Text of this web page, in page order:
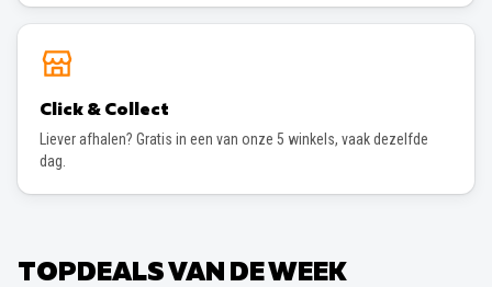
Click & Collect
Liever afhalen? Gratis in een van onze 5 winkels, vaak dezelfde
dag.
TOPDEALS VAN DE WEEK